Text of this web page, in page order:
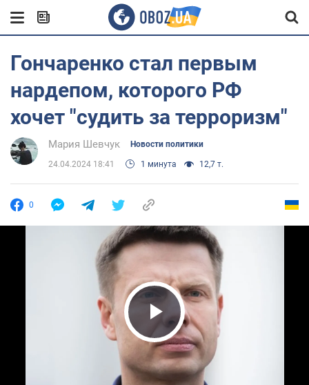
Гончаренко стал первым
нардепом, которого РФ
хочет "судить за терроризм"
Мария Шевчук Новости политики
24.04.2024 18:41 1 минута 12,7 т.
0
Play Video